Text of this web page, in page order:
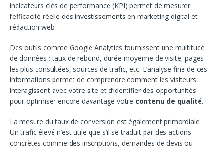
indicateurs clés de performance (KPI) permet de mesurer
l’efficacité réelle des investissements en marketing digital et
rédaction web.
Des outils comme Google Analytics fournissent une multitude
de données : taux de rebond, durée moyenne de visite, pages
les plus consultées, sources de trafic, etc. L’analyse fine de ces
informations permet de comprendre comment les visiteurs
interagissent avec votre site et d’identifier des opportunités
pour optimiser encore davantage votre contenu de qualité.
La mesure du taux de conversion est également primordiale.
Un trafic élevé n’est utile que s’il se traduit par des actions
concrètes comme des inscriptions, demandes de devis ou